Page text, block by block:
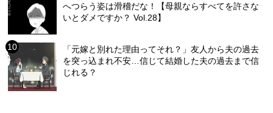
へつらう姿は滑稽だな！【母親ならすべてを許さな
いとダメですか？ Vol.28】
「元嫁と別れた理由ってそれ？」友人から夫の過去
を突っ込まれ不安…信じて結婚した夫の過去まで信
じれる？